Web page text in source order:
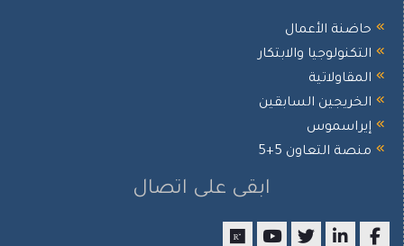
حاضنة الأعمال
التكنولوجيا والابتكار
المقاولاتية
الخريجين السابقين
إيراسموس
منصة التعاون 5+5
ابقى على اتصال